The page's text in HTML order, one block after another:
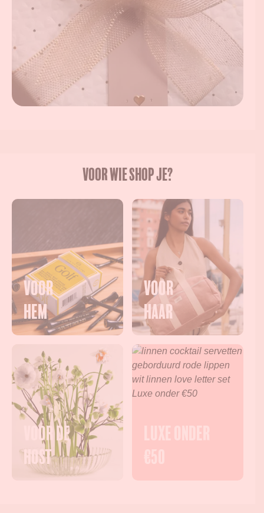
Voor wie shop je?
Voor
Hem
Voor
haar
Voor de
Host